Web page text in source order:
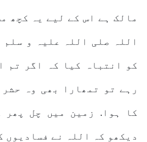
مالک ہے اس کے لیے یہ کچھ
اللہ صلی اللہ علیہ و
کو انتباہ کیا کہ اگر تم
رہے تو تمھارا بھی وہ
کا ہوا. زمین میں چل پھر
دیکھو کہ اللہ نے فسادیوں